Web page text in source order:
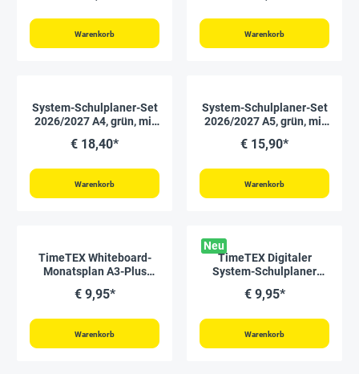
Warenkorb Warenkorb
System-Schulplaner-Set
2026/2027 A4, grün, mit
€ 18,40*
Warenkorb
System-Schulplaner-Set
2026/2027 A5, grün, mit
€ 15,90*
Warenkorb
TimeTEX Whiteboard-
Monatsplan A3-Plus
magnetisch, 4-tlg.
€ 9,95*
Warenkorb
Neu
TimeTEX Digitaler
System-Schulplaner
2026/2027
€ 9,95*
Warenkorb